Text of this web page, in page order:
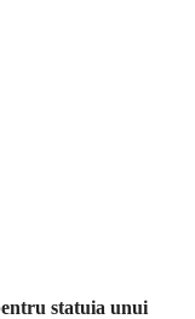
statuia unui